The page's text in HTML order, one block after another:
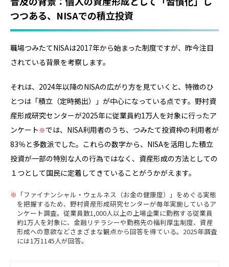
つつある、NISAでの積立投資
職場つみたてNISAは2017年から始まった制度ですが、昨今注目
されている背景を考察します。
それは、2024年以降のNISAの広がり方を見ていくと、特徴のひ
とつは「積立（定時拠出）」が中心になっている点です。野村資
産形成研究センターが2025年に従業員約1万人を対象に行ったア
ンケート
では、NISA利用者のうち、つみたて投資枠の利用者が
83％と多数派でした。これらの数字から、NISAを活用した積立
投資が一部の特別な人の行為ではなく、資産形成の方法としての
１つとして国民に定着してきていることがうかがえます。
「ファイナンシャル・ウェルネス（お金の健康度）」をめぐる実態
を把握するため、野村資産形成研究センターが毎年実施しているア
ンケート調査。従業員数1,000人以上の上場企業に勤務する従業員
約1万人を対象に、金融リテラシーや勤務先の福利厚生制度、資産
形成への意欲などさまざまな観点から回答を得ている。2025年調査
には1万1145人が回答。